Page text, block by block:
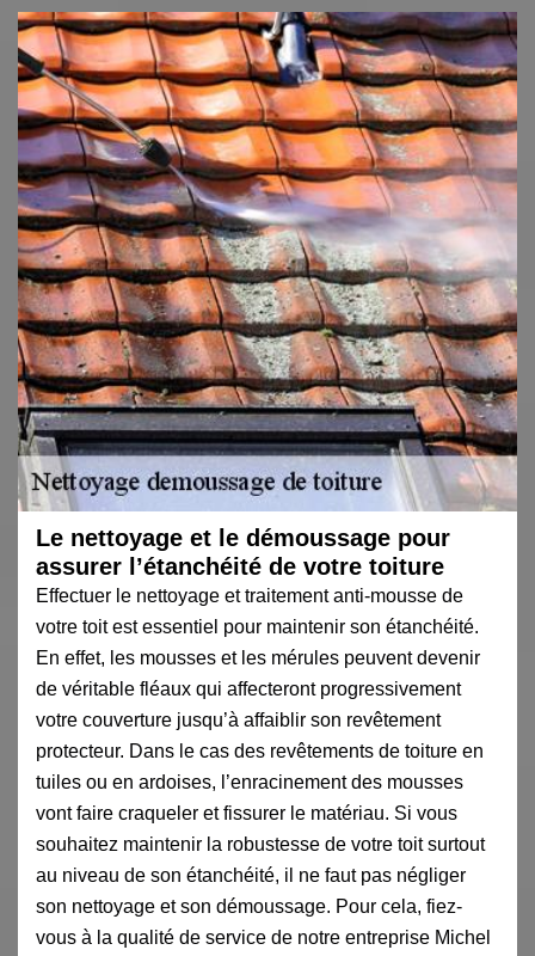
Le nettoyage et le démoussage pour
assurer l’étanchéité de votre toiture
Effectuer le nettoyage et traitement anti-mousse de
votre toit est essentiel pour maintenir son étanchéité.
En effet, les mousses et les mérules peuvent devenir
de véritable fléaux qui affecteront progressivement
votre couverture jusqu’à affaiblir son revêtement
protecteur. Dans le cas des revêtements de toiture en
tuiles ou en ardoises, l’enracinement des mousses
vont faire craqueler et fissurer le matériau. Si vous
souhaitez maintenir la robustesse de votre toit surtout
au niveau de son étanchéité, il ne faut pas négliger
son nettoyage et son démoussage. Pour cela, fiez-
vous à la qualité de service de notre entreprise Michel